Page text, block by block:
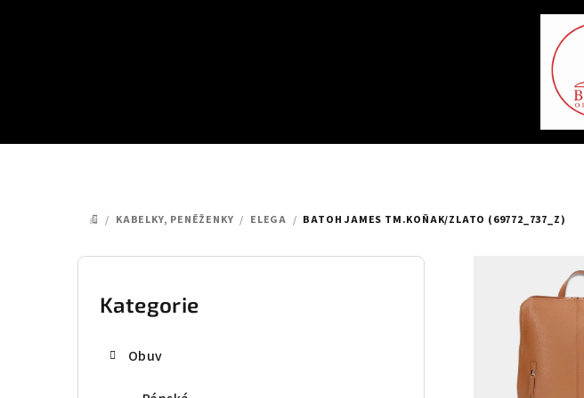
DOMŮ
/ KABELKY, PENĚŽENKY / ELEGA / BATOH JAMES TM.KOŇAK/ZLATO (69772_737_Z)
P
Přeskočit
kategorie
Kategorie
Obuv